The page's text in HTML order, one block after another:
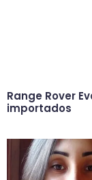
Range Rover
importados